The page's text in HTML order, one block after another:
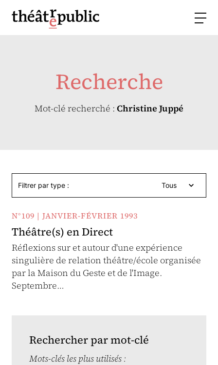
Recherche
Mot-clé recherché : Christine Juppé
Filtrer par type : Tous
N°109 | JANVIER-FÉVRIER 1993
Théâtre(s) en Direct
Réflexions sur et autour d'une expérience
singulière de relation théâtre/école organisée
par la Maison du Geste et de l'Image.
Septembre…
Rechercher par mot-clé
Mots-clés les plus utilisés :